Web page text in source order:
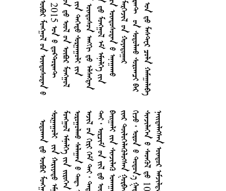
         